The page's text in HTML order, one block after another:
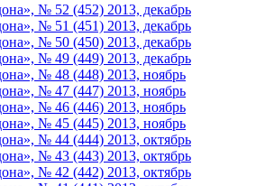
№ 52 (452) 2013, декабрь
№ 51 (451) 2013, декабрь
№ 50 (450) 2013, декабрь
№ 49 (449) 2013, декабрь
№ 48 (448) 2013, ноябрь
№ 47 (447) 2013, ноябрь
№ 46 (446) 2013, ноябрь
№ 45 (445) 2013, ноябрь
№ 44 (444) 2013, октябрь
№ 43 (443) 2013, октябрь
№ 42 (442) 2013, октябрь